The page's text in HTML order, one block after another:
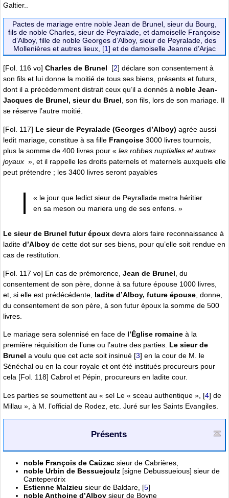
Galtier..
Pactes de mariage entre noble Jean de Brunel, sieur du Bourg,
fils de noble Charles, sieur de Peyralade, et damoiselle Françoise
d’Alboy, fille de noble Georges d’Alboy, sieur de Peyralade, des
Mollenières et autres lieux, [1] et de damoiselle Jeanne d’Arjac
[Fol. 116 vo] Charles de Brunel [2] déclare son consentement à
son fils et lui donne la moitié de tous ses biens, présents et futurs,
dont il a précédemment distrait ceux qu’il a donnés à noble Jean-
Jacques de Brunel, sieur du Bruel, son fils, lors de son mariage. Il
se réserve l’autre moitié.
[Fol. 117] Le sieur de Peyralade (Georges d’Alboy) agrée aussi
ledit mariage, constitue à sa fille Françoise 3000 livres tournois,
plus la somme de 400 livres pour « les robbes nuptialles et autres
joyaux », et il rappelle les droits paternels et maternels auxquels elle
peut prétendre ; les 3400 livres seront payables
« le jour que ledict sieur de Peyrallade metra héritier
en sa meson ou mariera ung de ses enfens. »
Le sieur de Brunel futur époux devra alors faire reconnaissance à
ladite d’Alboy de cette dot sur ses biens, pour qu’elle soit rendue en
cas de restitution.
[Fol. 117 vo] En cas de prémorence, Jean de Brunel , du
consentement de son père, donne à sa future épouse 1000 livres,
et, si elle est prédécédente, ladite d’Alboy, future épouse , donne,
du consentement de son père, à son futur époux la somme de 500
livres.
Le mariage sera solennisé en face de l’Église romaine à la
première réquisition de l’une ou l’autre des parties. Le sieur de
Brunel a voulu que cet acte soit insinué [3] en la cour de M. le
Sénéchal ou en la cour royale et ont été institués procureurs pour
cela [Fol. 118] Cabrol et Pépin, procureurs en ladite cour.
Les parties se soumettent au « sel Le « sceau authentique », [4] de
Millau », à M. l’official de Rodez, etc. Juré sur les Saints Evangiles.
Présents
noble François de Caüzac sieur de Cabrières,
noble Urbin de Bessuejoulz [signe Debussueious] sieur de
Canteperdrix
Estienne Malzieu sieur de Baldare, [5]
noble Anthoine d’Alboy sieur de Boyne